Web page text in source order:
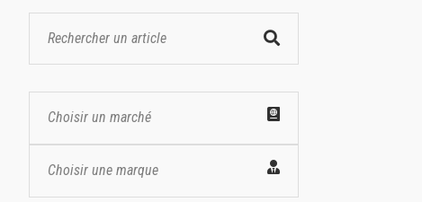
Choisir un marché
Choisir une marque